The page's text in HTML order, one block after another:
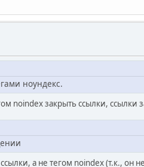
ноундекс.
noindex закрыть ссылки, ссылки
а не тегом noindex (т.к., он